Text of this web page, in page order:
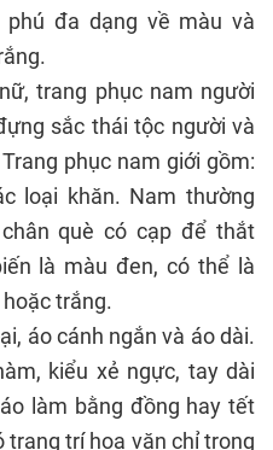
đa dạng về màu và
phục nam người
sắc thái tộc người và
phục nam giới gồm:
loại khăn. Nam thường
què có cạp để thắt
là màu đen, có thể là
trắng.
cánh ngắn và áo dài.
kiểu xẻ ngực, tay dài
làm bằng đồng hay tết
trang trí hoa văn chỉ trong